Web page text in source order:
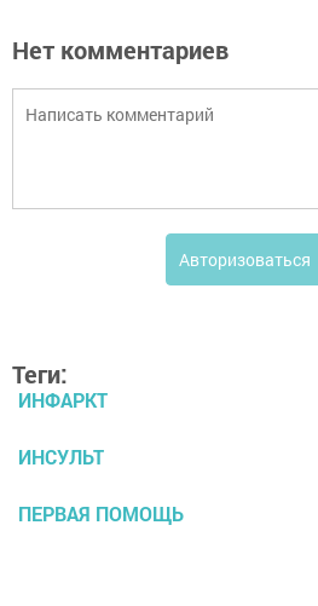
Нет комментариев
Авторизоваться
Теги:
ИНФАРКТ
ИНСУЛЬТ
ПЕРВАЯ ПОМОЩЬ